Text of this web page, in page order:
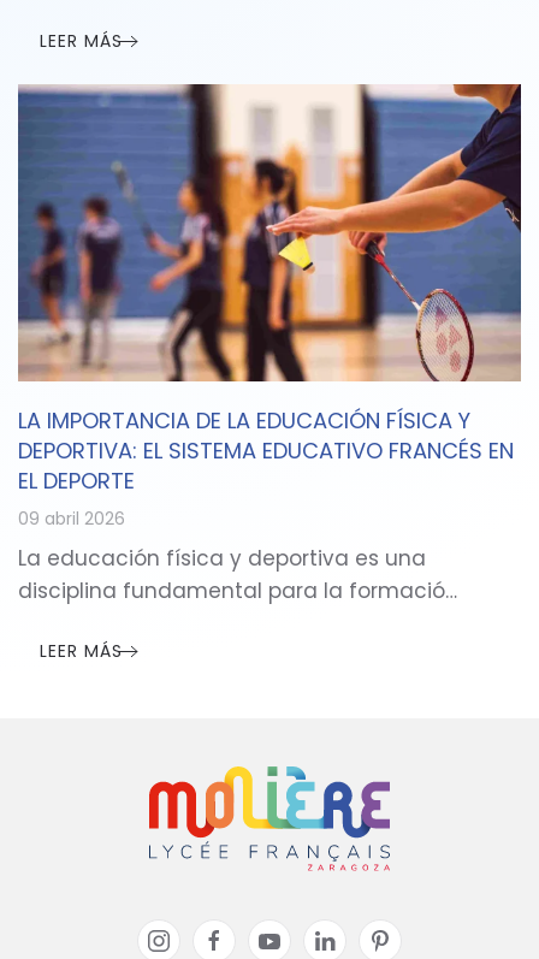
LEER MÁS
LA IMPORTANCIA DE LA EDUCACIÓN FÍSICA Y
DEPORTIVA: EL SISTEMA EDUCATIVO FRANCÉS EN
EL DEPORTE
09 abril 2026
La educación física y deportiva es una
disciplina fundamental para la formació…
LEER MÁS